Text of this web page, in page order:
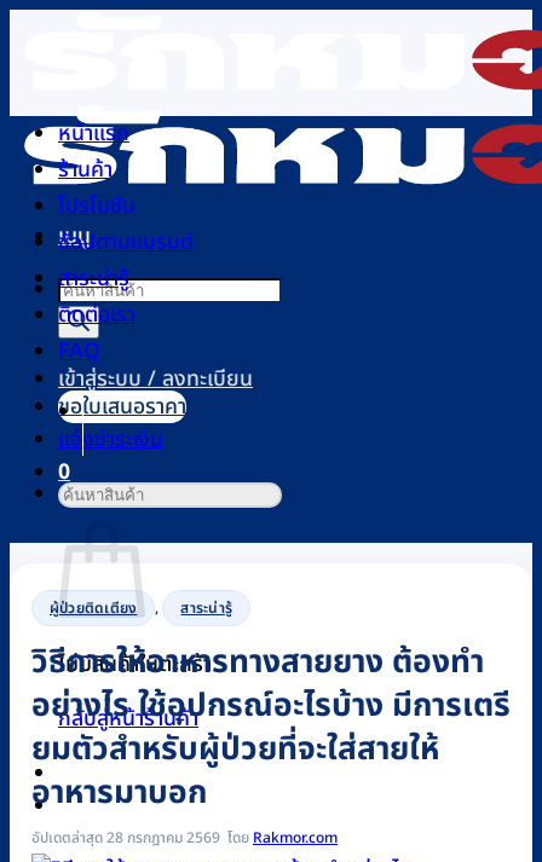
เนื้อหา
เมนู
Products
search
เข้าสู่ระบบ / ลงทะเบียน
0
ตะกร้าสินค้า
ไม่มีสินค้าในตะกร้า
กลับสู่หน้าร้านค้า
0
หน้าแรก
ร้านค้า
โปรโมชัน
ช้อปตามแบรนด์
สาระน่ารู้
ติดต่อเรา
FAQ
ขอใบเสนอราคา
แจ้งชำระเงิน
ค้นหา:
ผู้ป่วยติดเตียง , สาระน่ารู้
วิธีการให้อาหารทางสายยาง ต้องทำ
อย่างไร ใช้อุปกรณ์อะไรบ้าง มีการเตรี
ยมตัวสำหรับผู้ป่วยที่จะใส่สายให้
อาหารมาบอก
อัปเดตล่าสุด 28 กรกฎาคม 2569 Rakmor.com